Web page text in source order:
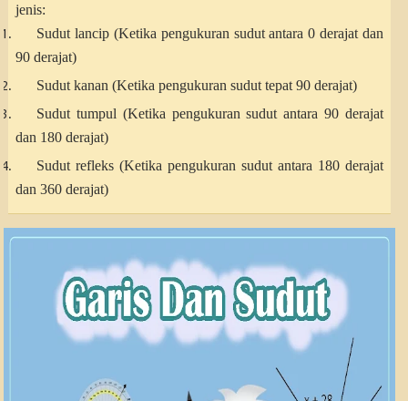
jenis:
Sudut lancip (Ketika pengukuran sudut antara 0 derajat dan
90 derajat)
Sudut kanan (Ketika pengukuran sudut tepat 90 derajat)
Sudut tumpul (Ketika pengukuran sudut antara 90 derajat
dan 180 derajat)
Sudut refleks (Ketika pengukuran sudut antara 180 derajat
dan 360 derajat)